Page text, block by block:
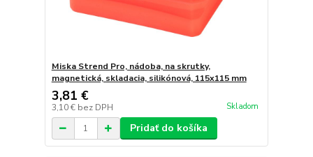
Miska Strend Pro, nádoba, na skrutky,
magnetická, skladacia, silikónová, 115x115 mm
3,81 €
3,10 € bez DPH Skladom
Pridať do košíka